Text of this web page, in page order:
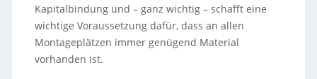
Kapitalbindung und – ganz wichtig – schafft eine
wichtige Voraussetzung dafür, dass an allen
Montageplätzen immer genügend Material
vorhanden ist.